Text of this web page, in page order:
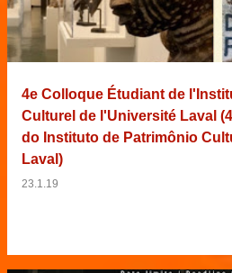
4e Colloque Étudiant de
Culturel de l'Université Laval
do Instituto de Patrimônio
Laval)
23.1.19